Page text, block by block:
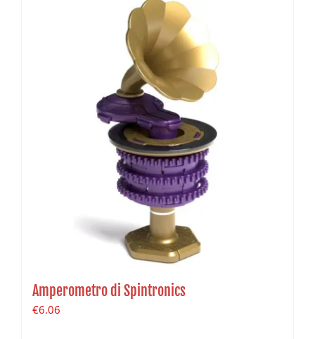
Amperometro di Spintronics
€6.06